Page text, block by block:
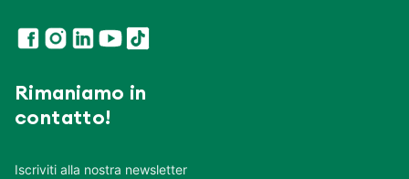
Rimaniamo in
contatto!
Iscriviti alla nostra newsletter